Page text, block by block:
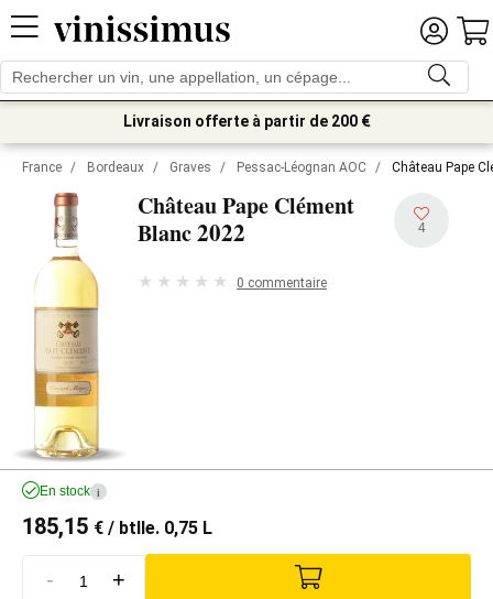
Livraison offerte à partir de 200 €
France / Bordeaux / Graves / Pessac-Léognan AOC / Château Pape
Château Pape Clément
Blanc2022 4
0 commentaire
En stock i
185,15 € / btlle. 0,75 L
- +